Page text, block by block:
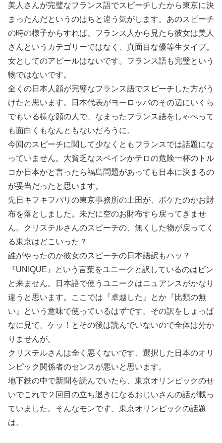
美人さんが完璧なフランス語でスピーチしたから東京に決
まったんだというのはちと違う気がします。あのスピーチ
の時の様子からすれば、フランス人から見たら彼女は美人
さんというカテゴリーではなく、真面目な優等生タイプ。
女としてのアピールはないです。フランス語も完璧という
物ではないです。
全くの日本人顔が完璧なフランス語でスピーチした方がう
けたと思います。日本代表がヨーロッパのその辺にいくら
でもいる様な顔の人で、なまったフランス語をしゃべって
も面白くもなんともないだろうに。
今回のスピーチに関して少なくともフランスでは話題にな
っていません。大貧乏なスペインかテロの危険一杯のトル
コか日本かと言ったら福島問題があっても日本に決まるの
が妥当だったと思います。
先日キフキフパリの東京事務所の土田が、ボケたのかお財
布を落としました。未だに空のお財布すら戻ってきませ
ん。クリステルさんのスピーチの、無くした物が戻ってく
る東京はどこいった？
誰がやったのか彼女のスピーチの日本語訳もハッ？
『UNIQUE』という言葉をユニークと訳しているのはピン
と来ません。日本語で使うユニークはニュアンスがかなり
違うと思います。ここでは『卓越した』とか『比類の無
い』という意味で使っているはずです。その訳をしょっぱ
なに見て、ケッ！とその後は読んでいないので全体は分か
りませんが。
クリステルさんは全く悪くないです、選択した日本のオリ
ンピック関係者のセンスが悪いと思います。
地下鉄の中で新聞を読んでいたら、東京オリンピックのせ
いでこれで２回目の立ち退きになるおじいさんの話が載っ
ていました。そんなモンです、東京オリンピックの話題
は。